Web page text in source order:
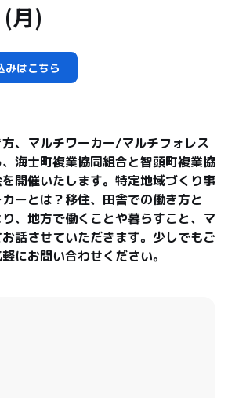
月)
みはこちら
、マルチワーカー/マルチフォレス
海士町複業協同組合と智頭町複業協
開催いたします。特定地域づくり事
ーとは？移住、田舎での働き方と
、地方で働くことや暮らすこと、マ
話させていただきます。少しでもご
にお問い合わせください。